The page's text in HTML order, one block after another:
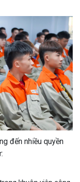
đến nhiều quyền